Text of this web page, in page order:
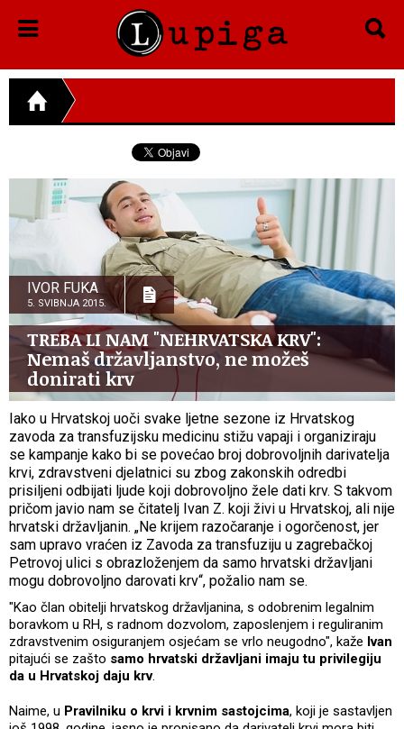
IVOR FUKA
5. SVIBNJA 2015.
TREBA LI NAM "NEHRVATSKA KRV":
Nemaš državljanstvo, ne možeš
donirati krv
Iako u Hrvatskoj uoči svake ljetne sezone iz Hrvatskog
zavoda za transfuzijsku medicinu stižu vapaji i organiziraju
se kampanje kako bi se povećao broj dobrovoljnih darivatelja
krvi, zdravstveni djelatnici su zbog zakonskih odredbi
prisiljeni odbijati ljude koji dobrovoljno žele dati krv. S takvom
pričom javio nam se čitatelj Ivan Z. koji živi u Hrvatskoj, ali nije
hrvatski državljanin. „Ne krijem razočaranje i ogorčenost, jer
sam upravo vraćen iz Zavoda za transfuziju u zagrebačkoj
Petrovoj ulici s obrazloženjem da samo hrvatski državljani
mogu dobrovoljno darovati krv“, požalio nam se.
"Kao član obitelji hrvatskog državljanina, s odobrenim legalnim
boravkom u RH, s radnom dozvolom, zaposlenjem i reguliranim
zdravstvenim osiguranjem osjećam se vrlo neugodno", kaže Ivan
pitajući se zašto samo hrvatski državljani imaju tu privilegiju
da u Hrvatskoj daju krv.
Naime, u Pravilniku o krvi i krvnim sastojcima, koji je sastavljen